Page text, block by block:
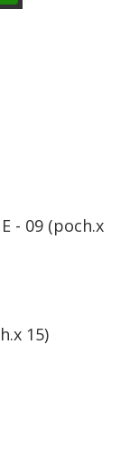
- 09 (poch.x
15)